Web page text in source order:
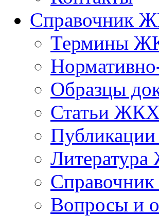
Справочник
Термины
Образцы
Статьи ЖКХ
Публикации
Справочник
Вопросы и